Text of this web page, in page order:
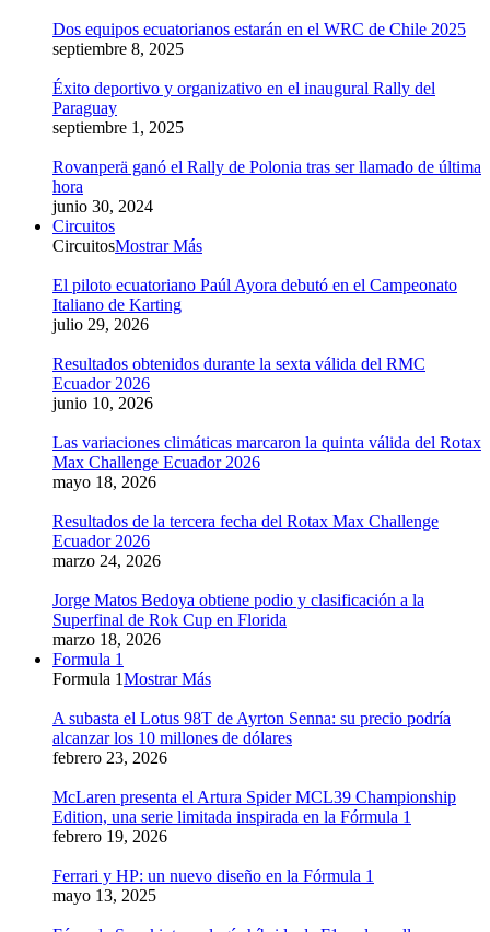
Dos equipos ecuatorianos estarán en el WRC de Chile 2025
septiembre 8, 2025
Éxito deportivo y organizativo en el inaugural Rally del
Paraguay
septiembre 1, 2025
Rovanperä ganó el Rally de Polonia tras ser llamado de última
hora
junio 30, 2024
Circuitos
CircuitosMostrar Más
El piloto ecuatoriano Paúl Ayora debutó en el Campeonato
Italiano de Karting
julio 29, 2026
Resultados obtenidos durante la sexta válida del RMC
Ecuador 2026
junio 10, 2026
Las variaciones climáticas marcaron la quinta válida del Rotax
Max Challenge Ecuador 2026
mayo 18, 2026
Resultados de la tercera fecha del Rotax Max Challenge
Ecuador 2026
marzo 24, 2026
Jorge Matos Bedoya obtiene podio y clasificación a la
Superfinal de Rok Cup en Florida
marzo 18, 2026
Formula 1
Formula 1Mostrar Más
A subasta el Lotus 98T de Ayrton Senna: su precio podría
alcanzar los 10 millones de dólares
febrero 23, 2026
McLaren presenta el Artura Spider MCL39 Championship
Edition, una serie limitada inspirada en la Fórmula 1
febrero 19, 2026
Ferrari y HP: un nuevo diseño en la Fórmula 1
mayo 13, 2025